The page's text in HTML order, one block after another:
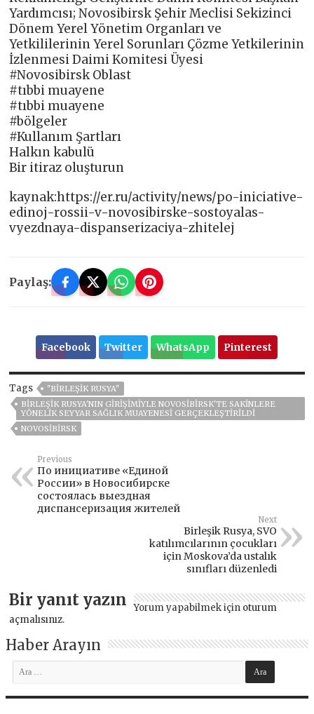
Yardımcısı; Novosibirsk Şehir Meclisi Sekizinci
Dönem Yerel Yönetim Organları ve
Yetkililerinin Yerel Sorunları Çözme Yetkilerinin
İzlenmesi Daimi Komitesi Üyesi
#Novosibirsk Oblast
#tıbbi muayene
#tıbbi muayene
#bölgeler
#Kullanım Şartları
Halkın kabulü
Bir itiraz oluşturun
kaynak:https://er.ru/activity/news/po-iniciative-
edinoj-rossii-v-novosibirske-sostoyalas-
vyezdnaya-dispanserizaciya-zhitelej
Paylaş:
Facebook Twitter WhatsApp Pinterest
Tags
"BIRLEŞIK RUSYA"
BIRLEŞIK RUSYA'NIN GIRIŞIMIYLE NOVOSIBIRSK'TE SAKINLERE
YÖNELIK SEYYAR SAĞLIK MUAYENESI GERÇEKLEŞTIRILDI
NOVOSIBIRSK
Previous
По инициативе «Единой
России» в Новосибирске
состоялась выездная
диспансеризация жителей
Next
Birleşik Rusya, SVO
katılımcılarının çocukları
için Moskova’da ustalık
sınıfları düzenledi
Bir yanıt yazın Yorum yapabilmek için oturum
açmalısınız.
Haber Arayın